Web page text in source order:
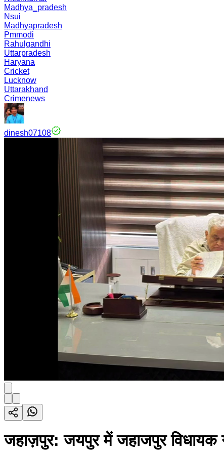
Madhya_pradesh
Nsui
Madhyapradesh
Pmmodi
Rahulgandhi
Uttarpradesh
Haryana
Cricket
Lucknow
Uttarakhand
Crimenews
dinesh07108
जहाज़पुर: जयपुर में जहाजपुर विधायक